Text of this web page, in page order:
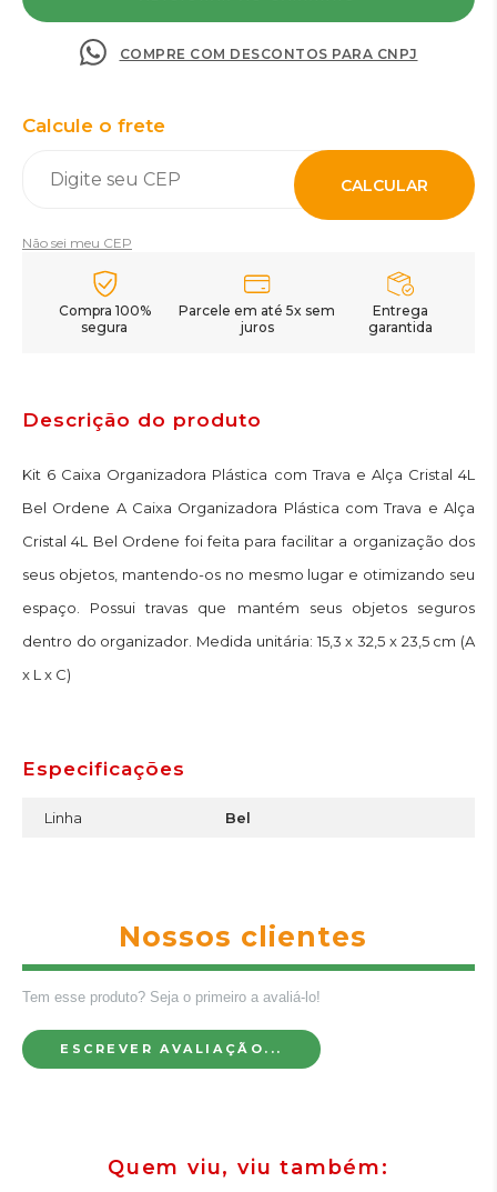
COMPRE COM DESCONTOS PARA CNPJ
Calcule o frete
CALCULAR
Não sei meu CEP
Compra 100%
segura
Parcele em até 5x sem
juros
Entrega
garantida
Descrição do produto
Kit 6 Caixa Organizadora Plástica com Trava e Alça Cristal 4L
Bel Ordene A Caixa Organizadora Plástica com Trava e Alça
Cristal 4L Bel Ordene foi feita para facilitar a organização dos
seus objetos, mantendo-os no mesmo lugar e otimizando seu
espaço. Possui travas que mantém seus objetos seguros
dentro do organizador. Medida unitária: 15,3 x 32,5 x 23,5 cm (A
x L x C)
Especificações
Linha Bel
Nossos clientes
Tem esse produto? Seja o primeiro a avaliá-lo!
ESCREVER AVALIAÇÃO...
Quem viu, viu também